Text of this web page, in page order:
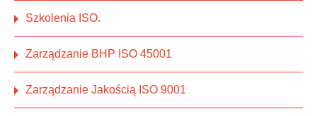
Szkolenia ISO.
Zarządzanie BHP ISO 45001
Zarządzanie Jakością ISO 9001